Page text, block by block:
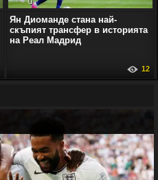
Ян Диоманде стана най-
скъпият трансфер в историята
на Реал Мадрид
12